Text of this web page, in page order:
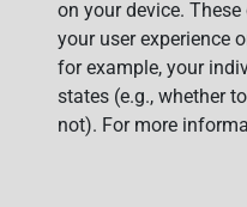
of Sciences and Humanities.
on your device.
your user experience
for example, your
states (e.g., whether
not). For more